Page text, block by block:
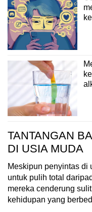
mengalami 'mini
transien awal, di
dalam waktu 24
Segera cari
abaikan
merasa
kali menjadi
akan terjadi.
Dr. Alfred Seng,
Singapore
Dr. Zhao Yi
and Headache
Hospital
TANTANGAN
DI USIA MUDA
Meskipun penyintas di
untuk pulih total
mereka cenderung
kehidupan yang